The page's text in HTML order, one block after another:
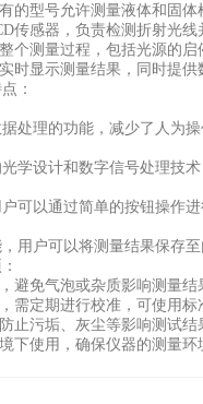
型号允许测量液体和固体
感器，负责检测折射光线
测量过程，包括光源的启
显示测量结果，同时提供
：
理的功能，减少了人为操
设计和数字信号处理技术
以通过简单的按钮操作进
户可以将测量结果保存至
免气泡或杂质影响测量结
定期进行校准，可使用标
污垢、灰尘等影响测试结
使用，确保仪器的测量环